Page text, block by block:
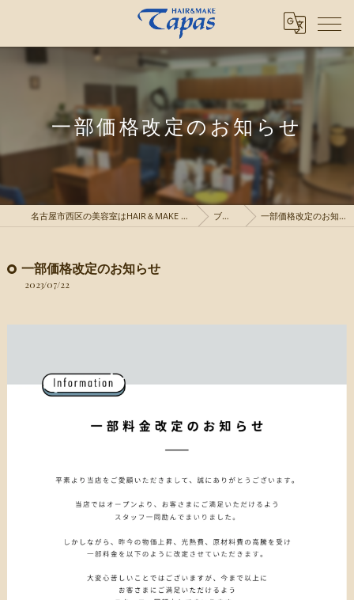
一部価格改定のお知らせ
名古屋市西区の美容室はHAIR＆MAKE TAPAS ブログ 一部価格改定のお知らせ
一部価格改定のお知らせ
2023/07/22